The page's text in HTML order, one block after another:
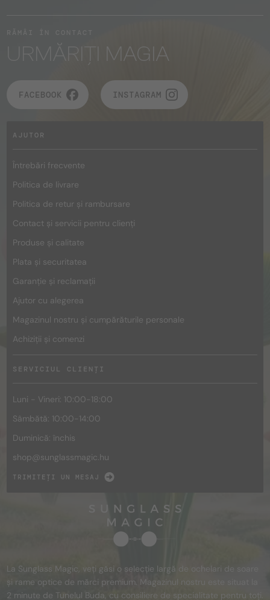
URMĂRIȚI MAGIA
FACEBOOK INSTAGRAM
AJUTOR
Întrebări frecvente
Politica de livrare
Politica de retur și rambursare
Contact și servicii pentru clienți
Produse și calitate
Plata și securitatea
Garanție și reclamații
Ajutor cu alegerea
Magazinul nostru și cumpărăturile personale
Achiziții și comenzi
SERVICIUL CLIENȚI
Luni - Vineri: 10:00-18:00
Sâmbătă: 10:00-14:00
Duminică: închis
shop@sunglassmagic.hu
TRIMITEȚI UN MESAJ
La Sunglass Magic, veți găsi o selecție largă de ochelari de soare
și rame optice de mărci premium. Magazinul nostru este situat la
2 minute de Tunelul Buda, cu consiliere de specialitate pentru toți.